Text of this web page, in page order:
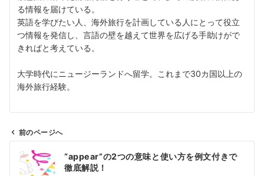
る情報を届けている。
英語を学びたい人、海外旅行を計画している人にとって役立
つ情報を発信し、言語の壁を越えて世界を広げる手助けがで
きればと考えている。
大学時代にニュージーランドへ留学。これまで30カ国以上の
海外旅行経験。
前のページへ
“appear”の2つの意味と使い方を例文付きで
徹底解説！